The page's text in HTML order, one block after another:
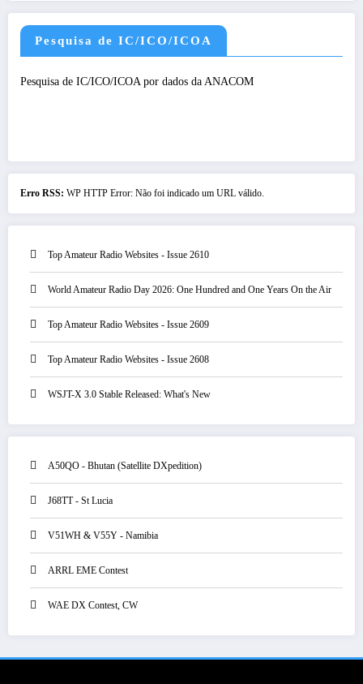
Pesquisa de IC/ICO/ICOA
Pesquisa de IC/ICO/ICOA por dados da ANACOM
Erro RSS: WP HTTP Error: Não foi indicado um URL válido.
Top Amateur Radio Websites - Issue 2610
World Amateur Radio Day 2026: One Hundred and One Years On the Air
Top Amateur Radio Websites - Issue 2609
Top Amateur Radio Websites - Issue 2608
WSJT-X 3.0 Stable Released: What's New
A50QO - Bhutan (Satellite DXpedition)
J68TT - St Lucia
V51WH & V55Y - Namibia
ARRL EME Contest
WAE DX Contest, CW